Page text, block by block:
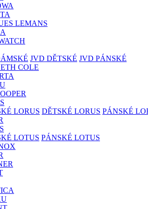
LEMANS
JVD DĚTSKÉ JVD PÁNSKÉ
COLE
LORUS DĚTSKÉ LORUS PÁNSKÉ
LOTUS PÁNSKÉ LOTUS